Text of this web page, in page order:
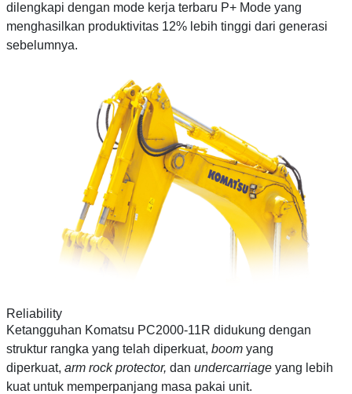
dilengkapi dengan mode kerja terbaru P+ Mode yang
menghasilkan produktivitas 12% lebih tinggi dari generasi
sebelumnya.
Reliability
Ketangguhan Komatsu PC2000-11R didukung dengan
struktur rangka yang telah diperkuat, boom yang
diperkuat, arm rock protector, dan undercarriage yang lebih
kuat untuk memperpanjang masa pakai unit.